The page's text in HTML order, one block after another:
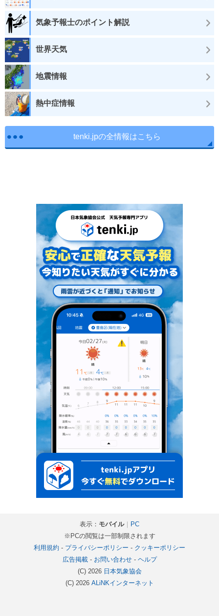
気象予報士のポイント解説
世界天気
地震情報
熱中症情報
tenki.jpの全情報はこちら
表示： モバイル｜ PC
※PCの閲覧は一部制限されます
利用規約 - プライバシーポリシー - クッキーポリシー
広告掲載- お問い合わせ- ヘルプ
(C) 2026 日本気象協会
(C) 2026 ALiNKインターネット